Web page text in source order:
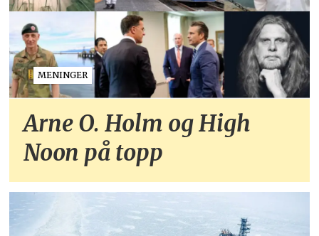
MENINGER
Arne O. Holm og High
Noon på topp